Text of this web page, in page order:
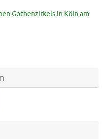
Gothenzirkels in Köln am